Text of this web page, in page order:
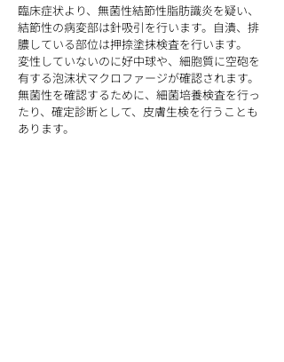
臨床症状より、無菌性結節性脂肪識炎を疑い、
結節性の病変部は針吸引を行います。自潰、排
膿している部位は押捺塗抹検査を行います。
変性していないのに好中球や、細胞質に空砲を
有する泡沫状マクロファージが確認されます。
無菌性を確認するために、細菌培養検査を行っ
たり、確定診断として、皮膚生検を行うことも
あります。